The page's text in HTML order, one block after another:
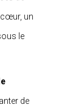
cœur, un
le
de